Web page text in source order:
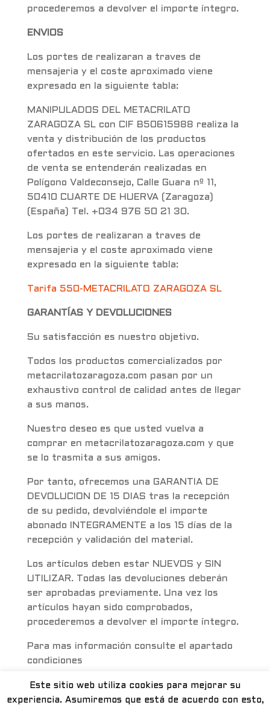
procederemos a devolver el importe íntegro.
ENVIOS
Los portes de realizaran a traves de
mensajeria y el coste aproximado viene
expresado en la siguiente tabla:
MANIPULADOS DEL METACRILATO
ZARAGOZA SL con CIF B50615988 realiza la
venta y distribución de los productos
ofertados en este servicio. Las operaciones
de venta se entenderán realizadas en
Polígono Valdeconsejo, Calle Guara nº 11,
50410 CUARTE DE HUERVA (Zaragoza)
(España) Tel. +034 976 50 21 30.
Los portes de realizaran a traves de
mensajeria y el coste aproximado viene
expresado en la siguiente tabla:
Tarifa 550-METACRILATO ZARAGOZA SL
GARANTÍAS Y DEVOLUCIONES
Su satisfacción es nuestro objetivo.
Todos los productos comercializados por
metacrilatozaragoza.com pasan por un
exhaustivo control de calidad antes de llegar
a sus manos.
Nuestro deseo es que usted vuelva a
comprar en metacrilatozaragoza.com y que
se lo trasmita a sus amigos.
Por tanto, ofrecemos una GARANTIA DE
DEVOLUCION DE 15 DIAS tras la recepción
de su pedido, devolviéndole el importe
abonado INTEGRAMENTE a los 15 días de la
recepción y validación del material.
Los artículos deben estar NUEVOS y SIN
UTILIZAR. Todas las devoluciones deberán
ser aprobadas previamente. Una vez los
artículos hayan sido comprobados,
procederemos a devolver el importe íntegro.
Para mas información consulte el apartado
condiciones
METACRILATO ZARAGOZA - Calle Guara, 11
Este sitio web utiliza cookies para mejorar su
experiencia. Asumiremos que está de acuerdo con esto,